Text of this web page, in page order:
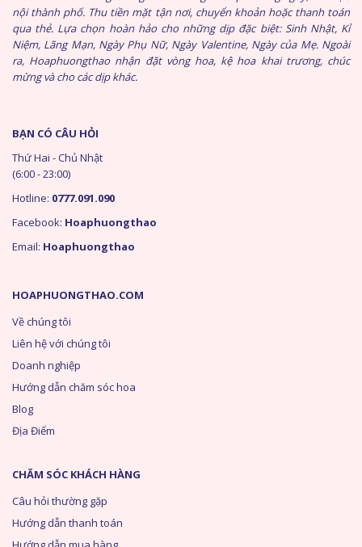
nội thành phố. Thu tiền mặt tận nơi, chuyển khoản hoặc thanh toán
qua thẻ. Lựa chọn hoàn hảo cho những dịp đặc biệt: Sinh Nhật, Kỉ
Niệm, Lãng Mạn, Ngày Phụ Nữ, Ngày Valentine, Ngày của Mẹ. Ngoài
ra, Hoaphuongthao nhận đặt vòng hoa, kệ hoa khai trương, chúc
mừng và cho các dịp khác.
HOAPHUONGTHAO.COM
Về chúng tôi
Liên hệ với chúng tôi
Doanh nghiệp
Hướng dẫn chăm sóc hoa
Blog
Địa Điểm
CHĂM SÓC KHÁCH HÀNG
Câu hỏi thường gặp
Hướng dẫn thanh toán
BẠN CÓ CÂU HỎI
Thứ Hai - Chủ Nhật
(6:00 - 23:00)
Hotline: 0777.091.090
Facebook: Hoaphuongthao
Email: Hoaphuongthao